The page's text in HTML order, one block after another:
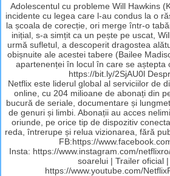
Adolescentul cu probleme Will Hawkins
incidente cu legea care l-au condus la o
la școala de corecție, ori merge într-o
inițial, s-a simțit ca un pește pe uscat,
urmă sufletul, a descoperit dragostea
obișnuite ale acestei tabere (Bailee
apartenenței în locul în care se aștepta
https://bit.ly/2SjAU0l
Netflix este liderul global al serviciilor de
online, cu 204 milioane de abonați din
bucură de seriale, documentare și
de genuri și limbi. Abonații au acces
oriunde, pe orice tip de dispozitiv
reda, întrerupe și relua vizionarea, fără
FB:https://
Insta: https://www.instagram.com/
soarelui | Trailer oficial
https://www.youtube.com/